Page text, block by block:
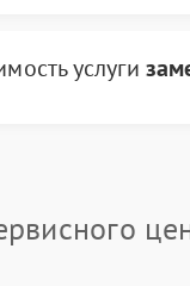
услуги